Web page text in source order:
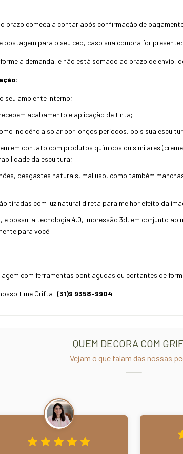
prazo começa a contar após confirmação de
para o seu cep, caso sua compra for presente;
a demanda, e não está somado ao prazo de envio,
seu ambiente interno;
acabamento e aplicação de tinta;
incidência solar por longos períodos, pois sua
em contato com produtos químicos ou similares
da escultura;
desgastes naturais, mal uso, como também
tiradas com luz natural direta para melhor efeito da
possui a tecnologia 4.0, impressão 3d, em conjunto
para você!
com ferramentas pontiagudas ou cortantes de
time Grifta: (31)9 9358-9904
QUEM DECORA COM
Vejam o que falam das nossas